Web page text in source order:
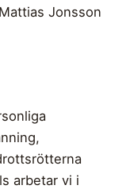
Jonsson
arbetar vi i